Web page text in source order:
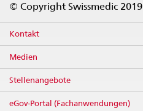
© Copyright Swissmedic 2019
Kontakt
Medien
Stellenangebote
eGov-Portal (Fachanwendungen)